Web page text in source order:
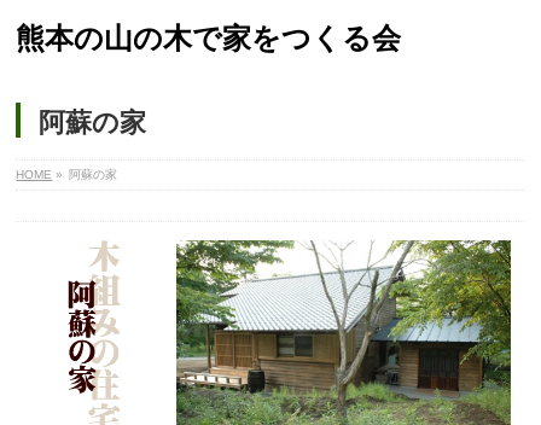
熊本の山の木で家をつくる会
阿蘇の家
HOME » 阿蘇の家